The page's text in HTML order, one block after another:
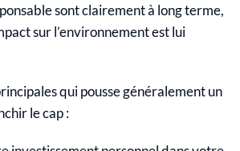
sont clairement à long terme,
sur l’environnement est lui
qui pousse généralement un
le cap :